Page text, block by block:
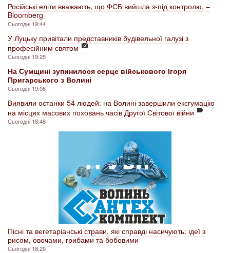
Російські еліти вважають, що ФСБ вийшла з-під контролю, –
Bloomberg
Сьогодні 19:44
У Луцьку привітали представників будівельної галузі з
професійним святом
Сьогодні 19:25
На Сумщині зупинилося серце військового Ігоря
Пригарського з Волині
Сьогодні 19:06
Виявили останки 54 людей: на Волині завершили ексгумацію
на місцях масових поховань часів Другої Світової війни
Сьогодні 18:48
Пісні та вегетаріанські страви, які справді насичують: ідеї з
рисом, овочами, грибами та бобовими
Сьогодні 18:29